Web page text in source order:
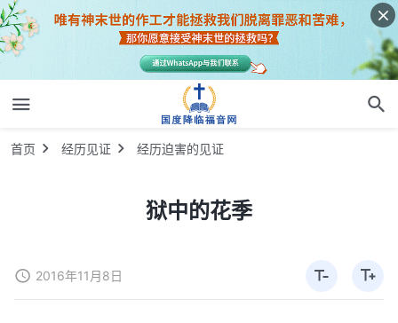
首页 经历见证 经历迫害的见证
狱中的花季
2016年11月8日